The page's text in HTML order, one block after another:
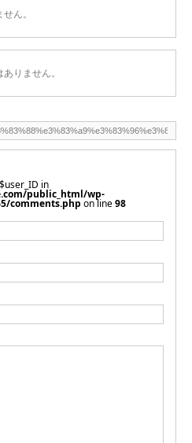
ん。
りません。
in
public_html/wp-
comments.php on line98